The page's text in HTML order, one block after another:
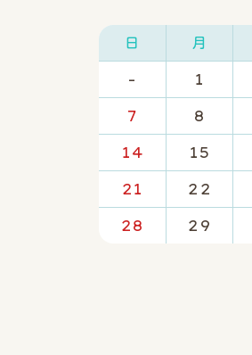
日 月
- 1
7 8
14 15
21 22
28 29